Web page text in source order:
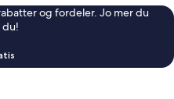
og fordeler. Jo mer du
du!